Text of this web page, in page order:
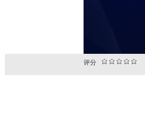
评分